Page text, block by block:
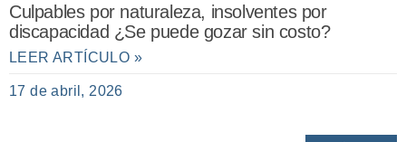
Culpables por naturaleza, insolventes por
discapacidad ¿Se puede gozar sin costo?
LEER ARTÍCULO »
17 de abril, 2026